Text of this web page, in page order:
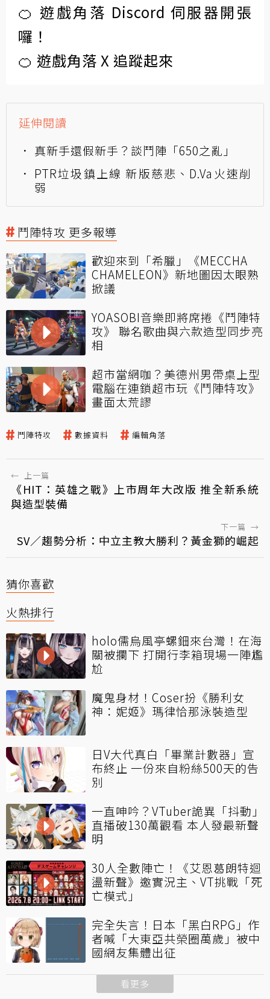
🍊 遊戲角落 Discord 伺服器開張
囉！
🍊 遊戲角落 X 追蹤起來
延伸閱讀
真新手還假新手？談鬥陣「650之亂」
PTR垃圾鎮上線 新版慈悲、D.Va火速削
弱
鬥陣特攻 更多報導
歡迎來到「希臘」《MECCHA
CHAMELEON》新地圖因太眼熟
掀議
YOASOBI音樂即將席捲《鬥陣特
攻》 聯名歌曲與六款造型同步亮
相
超市當網咖？美德州男帶桌上型
電腦在連鎖超市玩《鬥陣特攻》
畫面太荒謬
鬥陣特攻 數據資料 編輯角落
← 上一篇
《HIT：英雄之戰》上市周年大改版 推全新系統
與造型裝備
下一篇 →
SV／趨勢分析：中立主教大勝利？黃金獅的崛起
猜你喜歡
火熱排行
holo儒烏風亭螺鈿來台灣！在海
關被攔下 打開行李箱現場一陣尷
尬
魔鬼身材！Coser扮《勝利女
神：妮姬》瑪律恰那泳裝造型
日V大代真白「畢業計數器」宣
布終止 一份來自粉絲500天的告
別
一直呻吟？VTuber詭異「抖動」
直播破130萬觀看 本人發最新聲
明
30人全數陣亡！《艾恩葛朗特迴
盪新聲》邀實況主、VT挑戰「死
亡模式」
完全失言！日本「黑白RPG」作
者喊「大東亞共榮圈萬歲」被中
國網友集體出征
看更多